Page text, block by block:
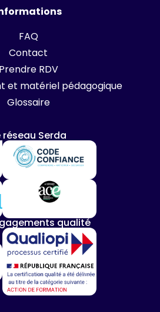
FAQ
Contact
Prendre RDV
et matériel pédagogique
Glossaire
réseau Serda
qualité